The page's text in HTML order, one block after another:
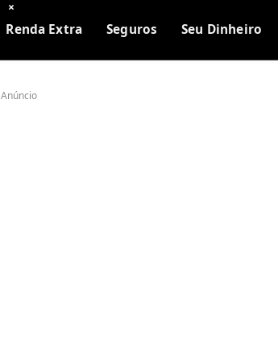
Renda Extra Seguros Seu Dinheiro
Anúncio
×